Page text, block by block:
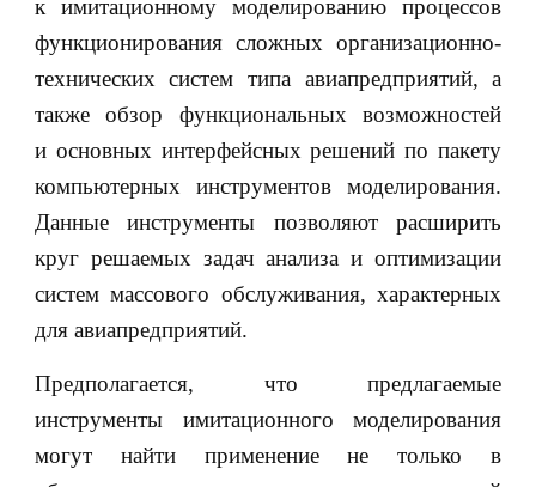
к имитационному моделированию процессов
функционирования сложных организационно-
технических систем типа авиапредприятий, а
также обзор функциональных возможностей
и основных интерфейсных решений по пакету
компьютерных инструментов моделирования.
Данные инструменты позволяют расширить
круг решаемых задач анализа и оптимизации
систем массового обслуживания, характерных
для авиапредприятий.
Предполагается, что предлагаемые
инструменты имитационного моделирования
могут найти применение не только в